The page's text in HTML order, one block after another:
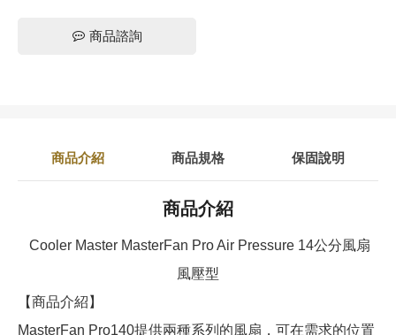
商品諮詢
商品介紹 商品規格 保固說明
商品介紹
Cooler Master MasterFan Pro Air Pressure 14公分風扇
風壓型
【商品介紹】
MasterFan Pro140提供兩種系列的風扇，可在需求的位置